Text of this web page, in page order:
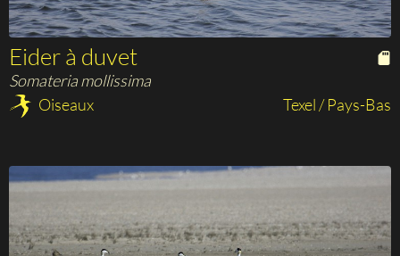
Eider à duvet
Somateria mollissima
Oiseaux
Texel / Pays-Bas